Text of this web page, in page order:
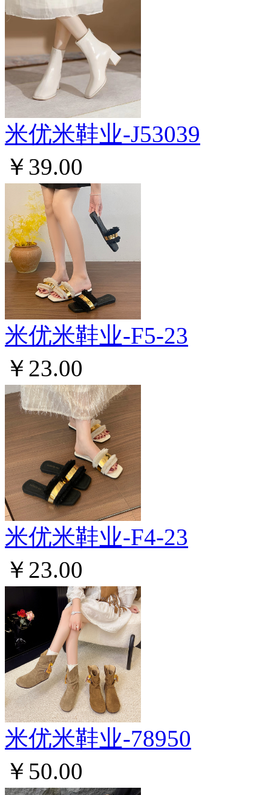
米优米鞋业-J53039
￥39.00
米优米鞋业-F5-23
￥23.00
米优米鞋业-F4-23
￥23.00
米优米鞋业-78950
￥50.00